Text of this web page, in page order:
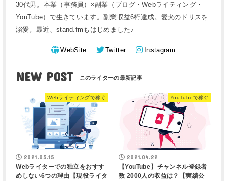
30代男。本業（事務員）×副業（ブログ・Webライティング・
YouTube）で生きています。副業収益6桁達成。愛犬のドリスを
溺愛。最近、stand.fmもはじめました♪
WebSite Twitter Instagram
NEW POST
Webライティングで稼ぐ
2021.05.15
Webライターでの独立をおすす
めしない6つの理由【現役ライタ
YouTubeで稼ぐ
2021.04.22
【YouTube】チャンネル登録者
数 2000人の収益は？【実績公